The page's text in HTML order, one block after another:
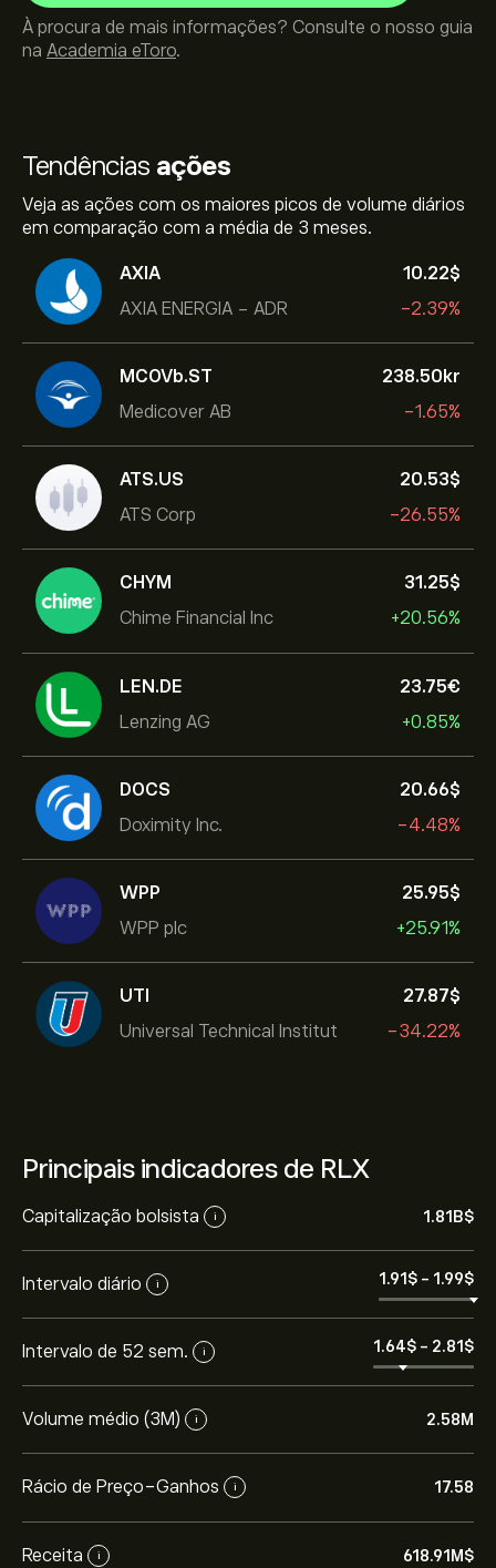
Tendências ações
Veja as ações com os maiores picos de volume diários
em comparação com a média de 3 meses.
AXIA
AXIA ENERGIA - ADR
10.22‎$‎
-2.39%
MCOVb.ST
Medicover AB
238.50‎kr‎
-1.65%
ATS.US
ATS Corp
20.53‎$‎
-26.55%
CHYM
Chime Financial Inc
31.25‎$‎
+20.56%
LEN.DE
Lenzing AG
23.75‎€‎
+0.85%
DOCS
Doximity Inc.
20.66‎$‎
-4.48%
WPP
WPP plc
25.95‎$‎
+25.91%
UTI
Universal Technical Institut
27.87‎$‎
-34.22%
Principais indicadores de RLX
Capitalização bolsista i 1.81B‎$‎
Intervalo diário i 1.91‎$‎ - 1.99‎$‎
Intervalo de 52 sem. i 1.64‎$‎ - 2.81‎$‎
Volume médio (3M) i 2.58M
Rácio de Preço-Ganhos i 17.58
Receita i 618.91M‎$‎
À procura de mais informações? Consulte o nosso guia
na Academia eToro.